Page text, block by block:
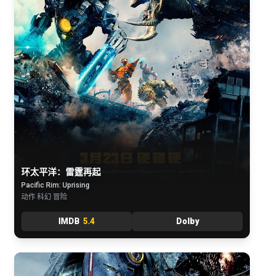
环太平洋：雷霆再起
Pacific Rim: Uprising
动作 科幻 冒险
IMDB 5.4 Dolby